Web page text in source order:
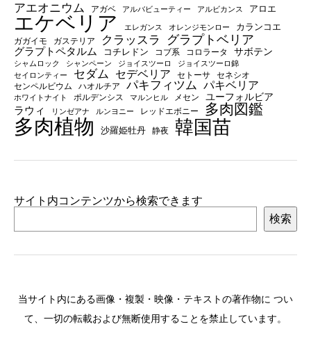
アエオニウム アガベ アルバビューティー アルビカンス アロエ
エケベリア エレガンス オレンジモンロー カランコエ
ガガイモ ガステリア クラッスラ グラプトベリア
グラプトペタルム コチレドン コブ系 コロラータ サボテン
シャムロック シャンペーン ジョイスツーロ
ジョイスツーロ錦
セイロンティー
セダム セデベリア セトーサ
セネシオ
センペルビウム
ハオルチア パキフィツム パキベリア
ホワイトナイト ポルデンシス マルンヒル メセン
ユーフォルビア
ラウィ
リンゼアナ ルンヨニー レッドエボニー 多肉図鑑
多肉植物 沙羅姫牡丹 静夜 韓国苗
サイト内コンテンツから検索できます
検索
当サイト内にある画像・複製・映像・テキストの著作物に つい
て、一切の転載および無断使用することを禁止しています。